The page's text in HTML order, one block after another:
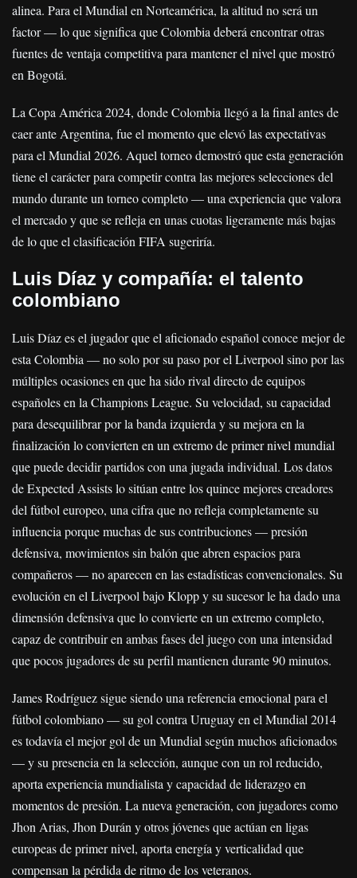
alinea. Para el Mundial en Norteamérica, la altitud no será un
factor — lo que significa que Colombia deberá encontrar otras
fuentes de ventaja competitiva para mantener el nivel que mostró
en Bogotá.
La Copa América 2024, donde Colombia llegó a la final antes de
caer ante Argentina, fue el momento que elevó las expectativas
para el Mundial 2026. Aquel torneo demostró que esta generación
tiene el carácter para competir contra las mejores selecciones del
mundo durante un torneo completo — una experiencia que valora
el mercado y que se refleja en unas cuotas ligeramente más bajas
de lo que el clasificación FIFA sugeriría.
Luis Díaz y compañía: el talento
colombiano
Luis Díaz es el jugador que el aficionado español conoce mejor de
esta Colombia — no solo por su paso por el Liverpool sino por las
múltiples ocasiones en que ha sido rival directo de equipos
españoles en la Champions League. Su velocidad, su capacidad
para desequilibrar por la banda izquierda y su mejora en la
finalización lo convierten en un extremo de primer nivel mundial
que puede decidir partidos con una jugada individual. Los datos
de Expected Assists lo sitúan entre los quince mejores creadores
del fútbol europeo, una cifra que no refleja completamente su
influencia porque muchas de sus contribuciones — presión
defensiva, movimientos sin balón que abren espacios para
compañeros — no aparecen en las estadísticas convencionales. Su
evolución en el Liverpool bajo Klopp y su sucesor le ha dado una
dimensión defensiva que lo convierte en un extremo completo,
capaz de contribuir en ambas fases del juego con una intensidad
que pocos jugadores de su perfil mantienen durante 90 minutos.
James Rodríguez sigue siendo una referencia emocional para el
fútbol colombiano — su gol contra Uruguay en el Mundial 2014
es todavía el mejor gol de un Mundial según muchos aficionados
— y su presencia en la selección, aunque con un rol reducido,
aporta experiencia mundialista y capacidad de liderazgo en
momentos de presión. La nueva generación, con jugadores como
Jhon Arias, Jhon Durán y otros jóvenes que actúan en ligas
europeas de primer nivel, aporta energía y verticalidad que
compensan la pérdida de ritmo de los veteranos.